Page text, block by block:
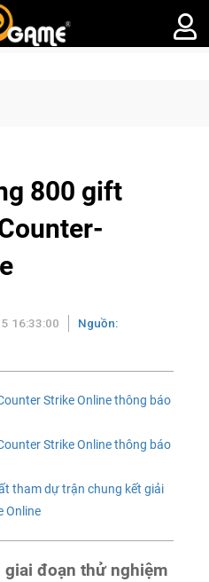
800 gift
16:33:00 Nguồn:
Strike Online thông báo
Strike Online thông báo
tham dự trận chung kết giải
Online
giai đoạn thử nghiệm